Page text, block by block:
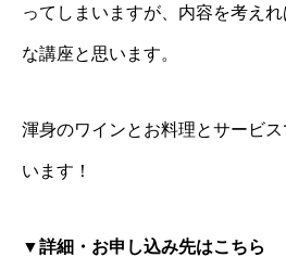
ってしまいますが、内容を考え
な講座と思います。
渾身のワインとお料理とサービ
います！
▼詳細・お申し込み先はこちら